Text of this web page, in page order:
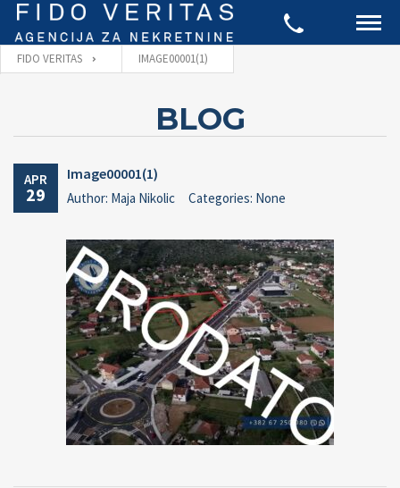
FIDO VERITAS IMAGE00001(1)
BLOG
APR
29
Image00001(1)
Author: Maja Nikolic Categories: None